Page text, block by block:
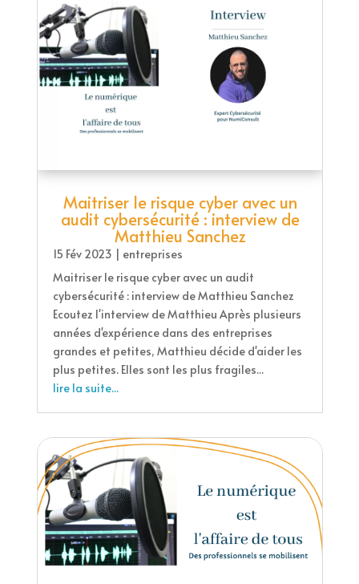
Maitriser le risque cyber avec un
audit cybersécurité : interview de
Matthieu Sanchez
15 Fév 2023
entreprises
Maitriser le risque cyber avec un audit
cybersécurité : interview de Matthieu Sanchez
Ecoutez l'interview de Matthieu Après plusieurs
années d'expérience dans des entreprises
grandes et petites, Matthieu décide d'aider les
plus petites. Elles sont les plus fragiles...
lire la suite...